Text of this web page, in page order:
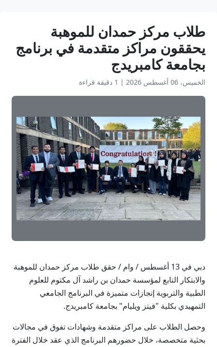
طلاب مركز حمدان للموهبة
يحققون مراكز متقدمة في برنامج
بجامعة كامبريدج
الخميس، 06 أغسطس 2026 | 1 دقيقة قراءة
دبي في 13 أغسطس / وام / حقق طلاب مركز حمدان للموهبة
والابتكار التابع لمؤسسة حمدان بن راشد آل مكتوم للعلوم
الطبية والتربوية إنجازات متميزة في البرنامج الجامعي
التمهيدي بكلية "فيتز ويليام" بجامعة كامبريدج.
وحصل الطلاب على مراكز متقدمة وشهادات تفوق في مجالات
بحثية متخصصة، خلال حضورهم البرنامج الذي عقد خلال الفترة